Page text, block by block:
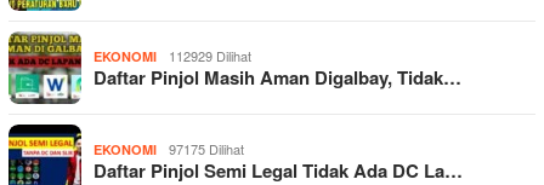
EKONOMI 112929 Dilihat
Daftar Pinjol Masih Aman Digalbay, Tidak…
EKONOMI 97175 Dilihat
Daftar Pinjol Semi Legal Tidak Ada DC La…